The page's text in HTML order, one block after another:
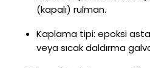
(kapalı) rulman.
Kaplama tipi: epoksi
veya sıcak daldırma